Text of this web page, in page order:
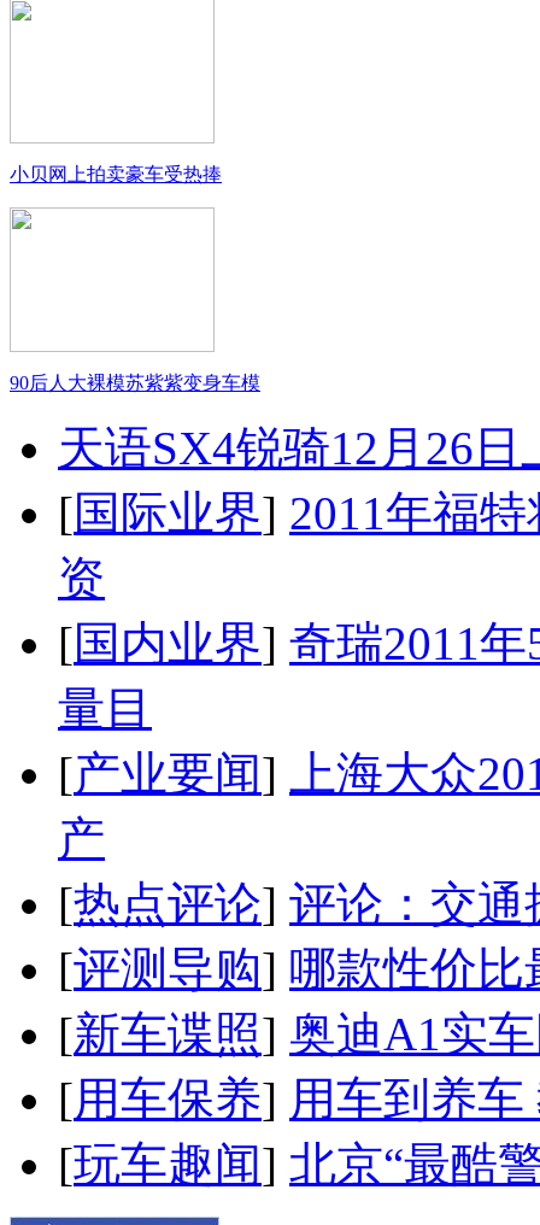
小贝网上拍卖豪车受热捧
90后人大裸模苏紫紫变身车模
天语SX4锐骑12月26
[国际业界] 2011年福
资
[国内业界] 奇瑞2011
量目
[产业要闻]
上海大众
产
[热点评论] 评论：交通
[评测导购] 哪款性价比
[新车谍照] 奥迪A1实
[用车保养] 用车到养
[玩车趣闻] 北京“最酷